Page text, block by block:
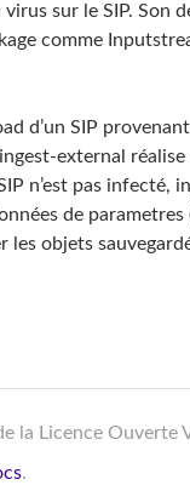
sur le SIP. Son
comme
d’un SIP
external
n’est pas infecté,
de parametres
objets
la Licence Ouverte
.